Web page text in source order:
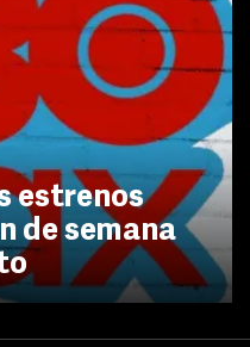
estrenos
de semana